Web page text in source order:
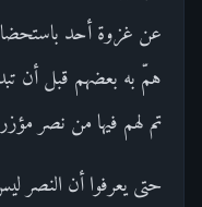
عن غزوة أحد باستحضار
همّ به بعضهم قبل أن
تم لهم فيها من نصر
حتى يعرفوا أن النصر